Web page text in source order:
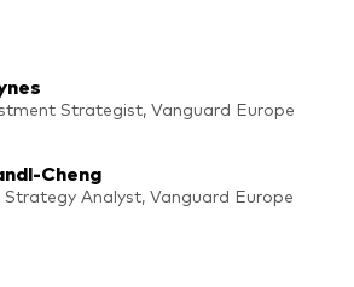
Strategist, Vanguard Europe
Cheng
Strategy Analyst, Vanguard Europe